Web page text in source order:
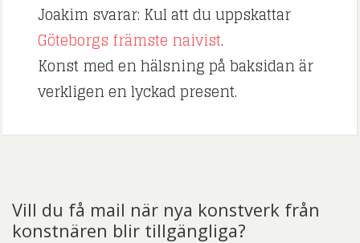
Joakim svarar: Kul att du uppskattar
Göteborgs främste naivist.
Konst med en hälsning på baksidan är
verkligen en lyckad present.
Vill du få mail när nya konstverk från
konstnären blir tillgängliga?